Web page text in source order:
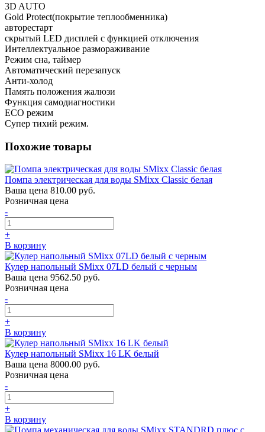
3D AUTO
Gold Protect(покрытие теплообменника)
авторестарт
скрытый LED дисплей с функцией отключения
Интеллектуальное размораживание
Режим сна, таймер
Автоматический перезапуск
Анти-холод
Память положения жалюзи
Функция самодиагностики
ECO режим
Супер тихий режим.
Похожие товары
Помпа электрическая для воды SMixx Classic белая
Ваша цена 810.00 руб.
Розничная цена
-
+
В корзину
Кулер напольный SMixx 07LD белый с черным
Ваша цена 9562.50 руб.
Розничная цена
-
+
В корзину
Кулер напольный SMixx 16 LK белый
Ваша цена 8000.00 руб.
Розничная цена
-
+
В корзину